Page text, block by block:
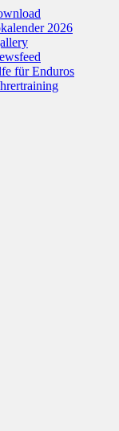
2026
für Enduros